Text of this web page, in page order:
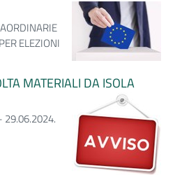
ELEZIONI
MATERIALI DA ISOLA
29.06.2024.